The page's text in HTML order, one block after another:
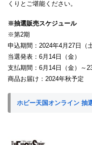
くりとご堪能ください。
※抽選販売スケジュール
※第2期
申込期間：2024年4月27日（
当選発表：6月14日（金）
支払期間：6月14日（金）～
商品お届け：2024年秋予定
ホビー天国オンライン 抽